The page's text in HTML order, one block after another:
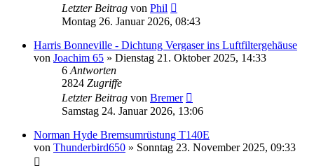
Letzter Beitrag von Phil
Montag 26. Januar 2026, 08:43
Harris Bonneville - Dichtung Vergaser ins Luftfiltergehäuse
von Joachim 65 » Dienstag 21. Oktober 2025, 14:33
6 Antworten
2824 Zugriffe
Letzter Beitrag von Bremer
Samstag 24. Januar 2026, 13:06
Norman Hyde Bremsumrüstung T140E
von Thunderbird650 » Sonntag 23. November 2025, 09:33